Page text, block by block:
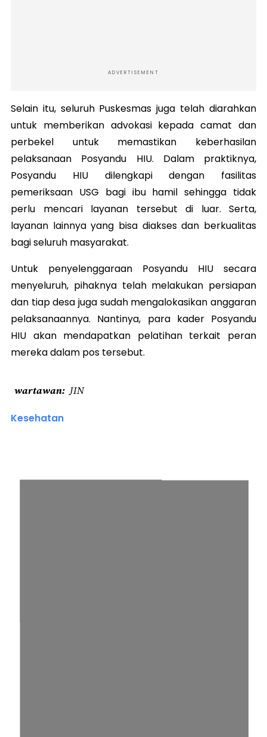
ADVERTISEMENT
Selain itu, seluruh Puskesmas juga telah diarahkan
untuk memberikan advokasi kepada camat dan
perbekel untuk memastikan keberhasilan
pelaksanaan Posyandu HIU. Dalam praktiknya,
Posyandu HIU dilengkapi dengan fasilitas
pemeriksaan USG bagi ibu hamil sehingga tidak
perlu mencari layanan tersebut di luar. Serta,
layanan lainnya yang bisa diakses dan berkualitas
bagi seluruh masyarakat.
Untuk penyelenggaraan Posyandu HIU secara
menyeluruh, pihaknya telah melakukan persiapan
dan tiap desa juga sudah mengalokasikan anggaran
pelaksanaannya. Nantinya, para kader Posyandu
HIU akan mendapatkan pelatihan terkait peran
mereka dalam pos tersebut.
wartawan JIN
Kesehatan